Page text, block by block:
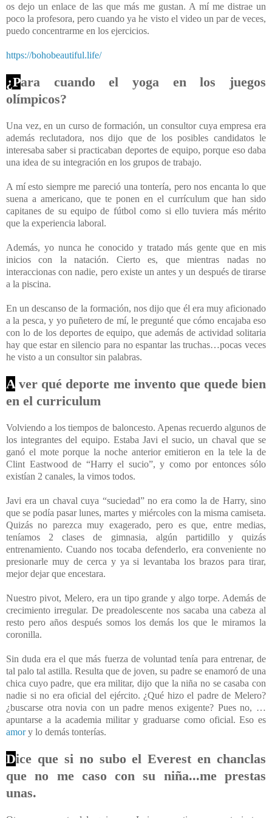
os dejo un enlace de las que más me gustan. A mí me distrae un
poco la profesora, pero cuando ya he visto el video un par de veces,
puedo concentrarme en los ejercicios.
https://bohobeautiful.life/
¿Para cuando el yoga en los juegos
olímpicos?
Una vez, en un curso de formación, un consultor cuya empresa era
además reclutadora, nos dijo que de los posibles candidatos le
interesaba saber si practicaban deportes de equipo, porque eso daba
una idea de su integración en los grupos de trabajo.
A mí esto siempre me pareció una tontería, pero nos encanta lo que
suena a americano, que te ponen en el currículum que han sido
capitanes de su equipo de fútbol como si ello tuviera más mérito
que la experiencia laboral.
Además, yo nunca he conocido y tratado más gente que en mis
inicios con la natación. Cierto es, que mientras nadas no
interaccionas con nadie, pero existe un antes y un después de tirarse
a la piscina.
En un descanso de la formación, nos dijo que él era muy aficionado
a la pesca, y yo puñetero de mí, le pregunté que cómo encajaba eso
con lo de los deportes de equipo, que además de actividad solitaria
hay que estar en silencio para no espantar las truchas…pocas veces
he visto a un consultor sin palabras.
A ver qué deporte me invento que quede bien
en el curriculum
Volviendo a los tiempos de baloncesto. Apenas recuerdo algunos de
los integrantes del equipo. Estaba Javi el sucio, un chaval que se
ganó el mote porque la noche anterior emitieron en la tele la de
Clint Eastwood de “Harry el sucio”, y como por entonces sólo
existían 2 canales, la vimos todos.
Javi era un chaval cuya “suciedad” no era como la de Harry, sino
que se podía pasar lunes, martes y miércoles con la misma camiseta.
Quizás no parezca muy exagerado, pero es que, entre medias,
teníamos 2 clases de gimnasia, algún partidillo y quizás
entrenamiento. Cuando nos tocaba defenderlo, era conveniente no
presionarle muy de cerca y ya si levantaba los brazos para tirar,
mejor dejar que encestara.
Nuestro pivot, Melero, era un tipo grande y algo torpe. Además de
crecimiento irregular. De preadolescente nos sacaba una cabeza al
resto pero años después somos los demás los que le miramos la
coronilla.
Sin duda era el que más fuerza de voluntad tenía para entrenar, de
tal palo tal astilla. Resulta que de joven, su padre se enamoró de una
chica cuyo padre, que era militar, dijo que la niña no se casaba con
nadie si no era oficial del ejército. ¿Qué hizo el padre de Melero?
¿buscarse otra novia con un padre menos exigente? Pues no, …
apuntarse a la academia militar y graduarse como oficial. Eso es
amory lo demás tonterías.
Dice que si no subo el Everest en chanclas
que no me caso con su niña...me prestas
unas.